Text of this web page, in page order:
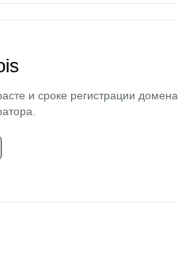
и сроке регистрации домена,